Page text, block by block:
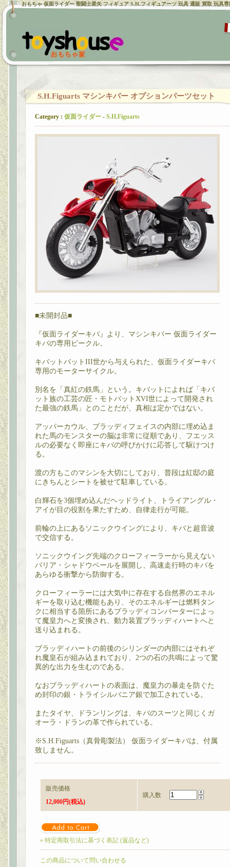
おもちゃ 仮面ライダー 聖闘士星矢 フィギュア S.H.フィギュアーツ 玩具 通販 買取 玩具
S.H.Figuarts マシンキバー オプションパーツセット
Category : 仮面ライダー - S.H.Figuarts
■未開封品■
『仮面ライダーキバ』より、マシンキバー 仮面ライダー
キバの専用ビークル。
キバットバットIII世から与えられた、仮面ライダーキバ
専用のモーターサイクル。
別名を「真紅の鉄馬」という。キバットによれば「キバ
ット族の工芸の匠・モトバットXVI世によって開発され
た最強の鉄馬」とのことだが、真相は定かではない。
アッパーカウル、ブラッディフェイスの内部に埋め込ま
れた馬のモンスターの脳は非常に従順であり、フエッス
ルの必要なく即座にキバの呼びかけに応答して駆けつけ
る。
渡の方もこのマシンを大切にしており、普段は紅邸の庭
にきちんとシートを被せて駐車している。
白輝石を3個埋め込んだヘッドライト、トライアングル・
アイが目の役割を果たすため、自律走行が可能。
前輪の上にあるソニックウイングにより、キバと超音波
で交信する。
ソニックウイング先端のクローフィーラーから見えない
バリア・シャドウベールを展開し、高速走行時のキバを
あらゆる衝撃から防御する。
クローフィーラーには大気中に存在する自然界のエネル
ギーを取り込む機能もあり、そのエネルギーは燃料タン
クに相当する箇所にあるブラッディコンバーターによっ
て魔皇力へと変換され、動力装置ブラッディハートへと
送り込まれる。
ブラッディハートの前後のシリンダーの内部にはそれぞ
れ魔皇石が組み込まれており、2つの石の共鳴によって驚
異的な出力を生むのである。
なおブラッディハートの表面は、魔皇力の暴走を防ぐた
め封印の銀・トライシルバニア銀で加工されている。
またタイヤ、ドランリングは、キバのスーツと同じくガ
オーラ・ドランの革で作られている。
※S.H.Figuarts（真骨彫製法） 仮面ライダーキバは、付属
致しません。
販売価格
12,000円(税込)
購入数
» 特定商取引法に基づく表記 (返品など)
この商品について問い合わせる